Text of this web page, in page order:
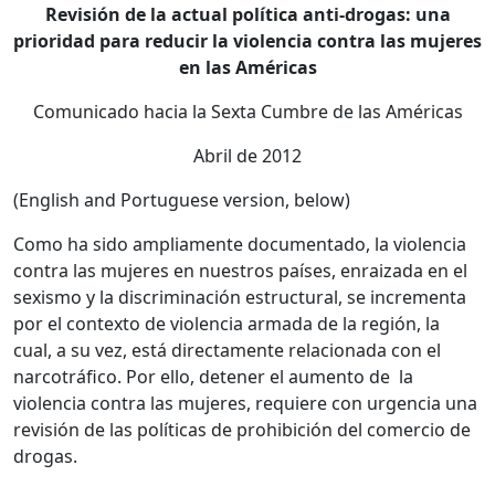
Revisión de la actual política anti-drogas: una
prioridad para reducir la violencia contra las mujeres
en las Américas
Comunicado hacia la Sexta Cumbre de las Américas
Abril de 2012
(English and Portuguese version, below)
Como ha sido ampliamente documentado, la violencia
contra las mujeres en nuestros países, enraizada en el
sexismo y la discriminación estructural, se incrementa
por el contexto de violencia armada de la región, la
cual, a su vez, está directamente relacionada con el
narcotráfico. Por ello, detener el aumento de la
violencia contra las mujeres, requiere con urgencia una
revisión de las políticas de prohibición del comercio de
drogas.